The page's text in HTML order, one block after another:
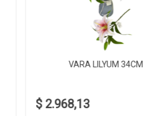
VARA LILYUM 34CM
$ 2.968,13